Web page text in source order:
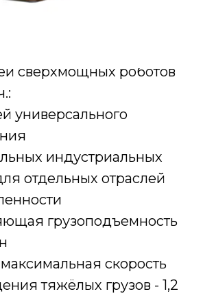
сверхмощных роботов
универсального
индустриальных
отдельных отраслей
грузоподъемность
скорость
тяжёлых грузов - 1,2